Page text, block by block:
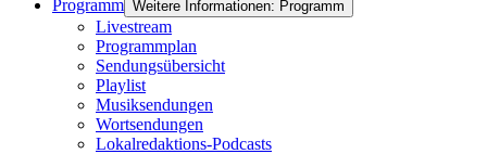
Programm Weitere Informationen: Programm
Livestream
Programmplan
Sendungsübersicht
Playlist
Musiksendungen
Wortsendungen
Lokalredaktions-Podcasts